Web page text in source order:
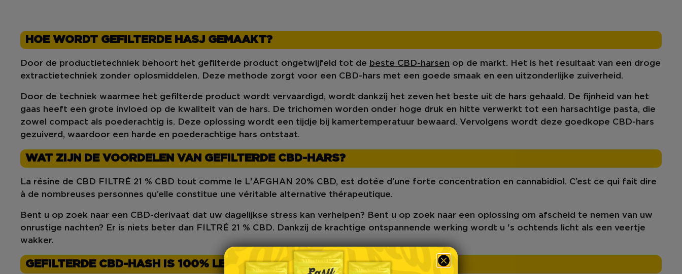
HOE WORDT GEFILTERDE HASJ GEMAAKT?
Door de productietechniek behoort het gefilterde product ongetwijfeld tot de beste CBD-harsen op de markt. Het is het resultaat van een droge
extractietechniek zonder oplosmiddelen. Deze methode zorgt voor een CBD-hars met een goede smaak en een uitzonderlijke zuiverheid .
Door de techniek waarmee het gefilterde product wordt vervaardigd, wordt dankzij het zeven het beste uit de hars gehaald.
De fijnheid van het
gaas heeft een grote invloed op de kwaliteit van de hars. De trichomen worden onder hoge druk en hitte verwerkt tot een harsachtige pasta, die
zowel compact als poederachtig is. Deze oplossing wordt een tijdje bij kamertemperatuur bewaard. Vervolgens wordt deze goedkope CBD-hars
gezuiverd, waardoor een harde en poederachtige hars ontstaat.
WAT ZIJN DE VOORDELEN VAN GEFILTERDE CBD-HARS?
La résine de CBD FILTRÉ 21 % CBD tout comme le L'AFGHAN 20% CBD, est dotée d’une forte concentration en cannabidiol . C’est ce qui fait dire
à de nombreuses personnes qu’elle constitue une véritable alternative thérapeutique.
Bent u op zoek naar een CBD-derivaat dat uw dagelijkse stress kan verhelpen? Bent u op zoek naar een oplossing om afscheid te nemen van uw
onrustige nachten? Er is niets beter dan
FILTRÉ 21 % CBD. Dankzij de krachtige ontspannende werking wordt u 's ochtends licht als een veertje
wakker.
GEFILTERDE CBD-HASH IS 100% LEGAAL.